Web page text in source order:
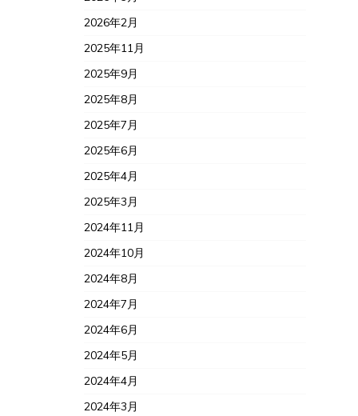
2026年2月
2025年11月
2025年9月
2025年8月
2025年7月
2025年6月
2025年4月
2025年3月
2024年11月
2024年10月
2024年8月
2024年7月
2024年6月
2024年5月
2024年4月
2024年3月